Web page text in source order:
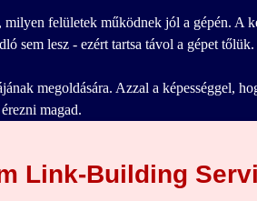
felületek működnek jól a gépén. A
sem lesz - ezért tartsa távol a gépet tőlük.
megoldására. Azzal a képességgel,
magad.
Link-Building